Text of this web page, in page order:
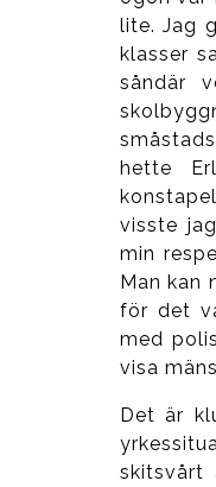
lite. Jag
klasser
såndär
hette
visste
min
Man kan
för det
med
visa
Det är
skitsvårt